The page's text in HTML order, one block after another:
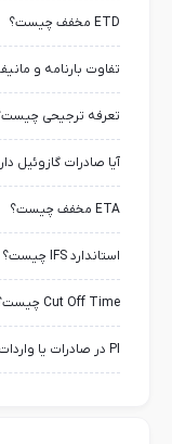
ETD مخفف چیست؟
تفاوت بارنامه و
تعرفه ترجیحی
آیا صادرات گازوئیل
ETA مخفف چیست؟
استاندارد IFS چیست؟
Cut Off Time چیست؟
PI در صادرات یا واردات به چه معناست؟